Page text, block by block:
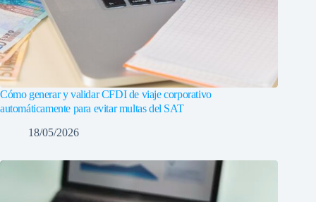
Cómo generar y validar CFDI de viaje corporativo
automáticamente para evitar multas del SAT
18/05/2026